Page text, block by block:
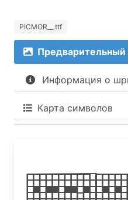
PICMOR__.ttf
Информация о
Карта символов